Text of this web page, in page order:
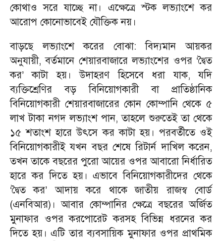
কোথাও সরে যাচ্ছে না। এক্ষেত্রে স্টক লভ্যাংশে কর
আরোপ কোনোভাবেই যৌক্তিক নয়।
বাড়ছে লভ্যাংশে করের বোঝা: বিদ্যমান আয়কর
অনুযায়ী, বর্তমানে শেয়ারবাজারে লভ্যাংশের ওপর ‘দ্বৈত
কর’ কাটা হয়। উদাহরণ হিসেবে ধরা যাক, যদি
ব্যক্তিশ্রেণির বড় বিনিয়োগকারী বা প্রাতিষ্ঠানিক
বিনিয়োগকারী শেয়ারবাজারের কোন কোম্পানি থেকে ৫
লাখ টাকা নগদ লভ্যাংশ পান, তাহলে শুরুতেই তা থেকে
১৫ শতাংশ হারে উৎসে কর কাটা হয়। পরবর্তীতে ওই
বিনিয়োগকারীই যখন বছর শেষে রিটার্ন দাখিল করেন,
তখন তাকে বছরের পুরো আয়ের ওপর আবারো নির্ধারিত
হারে কর দিতে হয়। এভাবে বিনিয়োগকারীদের থেকে
‘দ্বৈত কর’ আদায় করে থাকে জাতীয় রাজস্ব বোর্ড
(এনবিআর)। আবার কোম্পানির ক্ষেত্রে বছরের অর্জিত
মুনাফার ওপর করপোরেট করসহ বিভিন্ন ধরনের কর
দিতে হয়। এটি তার ব্যবসায়িক মুনাফার ওপর প্রাথমিক